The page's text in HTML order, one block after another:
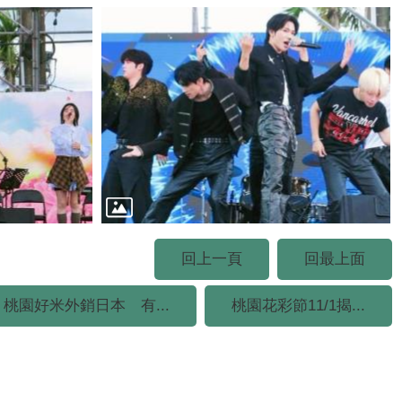
回上一頁 回最上面
桃園好米外銷日本 有... 桃園花彩節11/1揭...